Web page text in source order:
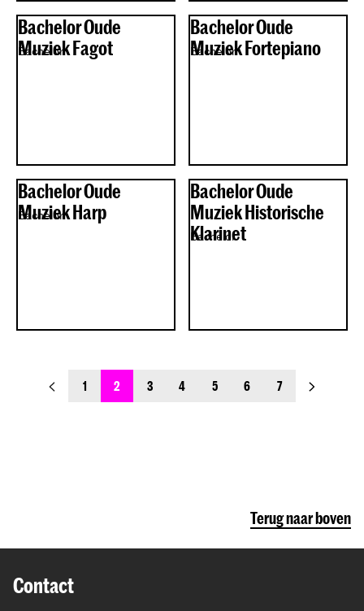
Bachelor Oude
Muziek Fagot
Bachelor
Bachelor Oude
Muziek Fortepiano
Bachelor
Bachelor Oude
Muziek Harp
Bachelor
Bachelor Oude
Muziek Historische
Klarinet
Bachelor
previous_page
1 2 3 4 5 6 7 next_page
Terug naar boven
Contact